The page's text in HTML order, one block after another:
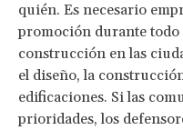
quién. Es necesario
promoción durante todo
construcción en las
el diseño, la
edificaciones. Si las
prioridades, los